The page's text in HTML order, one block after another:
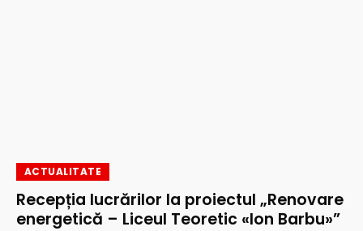
ACTUALITATE
Recepția lucrărilor la proiectul „Renovare
energetică – Liceul Teoretic «Ion Barbu»”